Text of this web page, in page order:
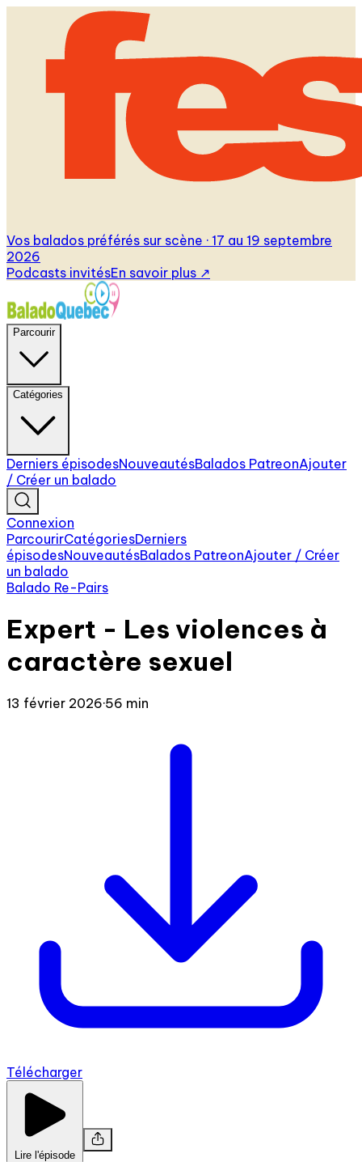
Vos balados préférés sur scène · 17 au 19 septembre
2026
Podcasts invitésEn savoir plus ↗
Parcourir
Catégories
Derniers épisodesNouveautésBalados PatreonAjouter
/ Créer un balado
Connexion
ParcourirCatégoriesDerniers
épisodesNouveautésBalados PatreonAjouter / Créer
un balado
Balado Re-Pairs
Expert - Les violences à
caractère sexuel
13 février 2026·56 min
Télécharger
Lire l'épisode